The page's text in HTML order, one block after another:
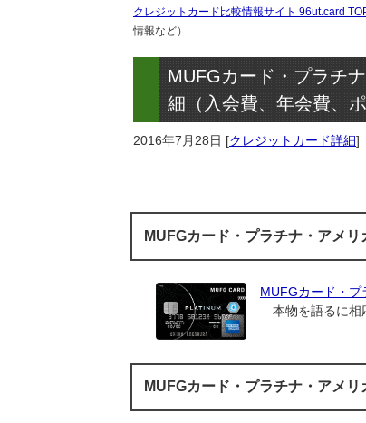
クレジットカード比較情報サイト 96ut.card
情報など）
MUFGカード・プラチ
細（入会費、年会費、
2016年7月28日 [クレジットカード詳細]
MUFGカード・プラチナ・アメ
MUFGカード・プ
本物を語るに相
MUFGカード・プラチナ・アメ